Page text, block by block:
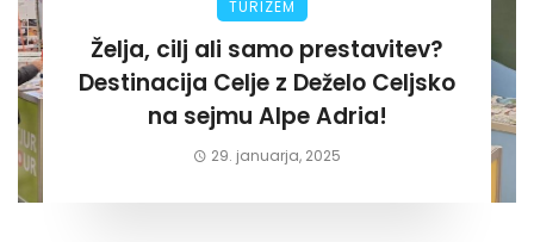
TURIZEM
Želja, cilj ali samo prestavitev?
Destinacija Celje z Deželo Celjsko
na sejmu Alpe Adria!
29. januarja, 2025